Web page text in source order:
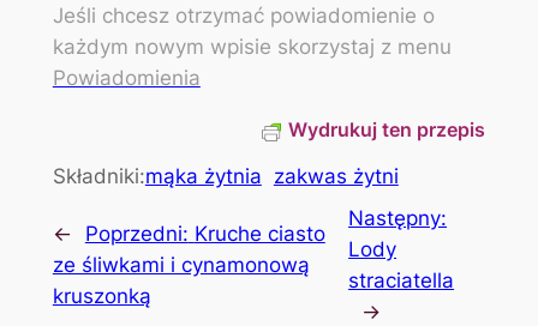
Jeśli chcesz otrzymać powiadomienie o
każdym nowym wpisie skorzystaj z menu
Powiadomienia
Wydrukuj ten przepis
Składniki:mąka żytnia zakwas żytni
← Poprzedni: Kruche ciasto
ze śliwkami i cynamonową
kruszonką
Następny:
Lody
straciatella
→